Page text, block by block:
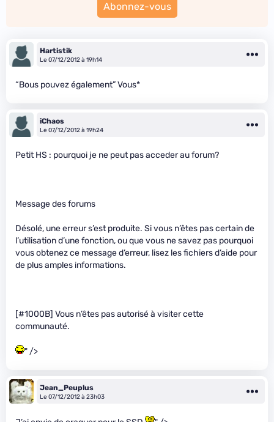
Abonnez-vous
Hartistik
Le 07/12/2012 à 19h14
“Bous pouvez également” Vous*
iChaos
Le 07/12/2012 à 19h24
Petit HS : pourquoi je ne peut pas acceder au forum?
Message des forums
Désolé, une erreur s’est produite. Si vous n’êtes pas certain de
l’utilisation d’une fonction, ou que vous ne savez pas pourquoi
vous obtenez ce message d’erreur, lisez les fichiers d’aide pour
de plus amples informations.
[#1000B] Vous n’êtes pas autorisé à visiter cette
communauté.
" />
Jean_Peuplus
Le 07/12/2012 à 23h03